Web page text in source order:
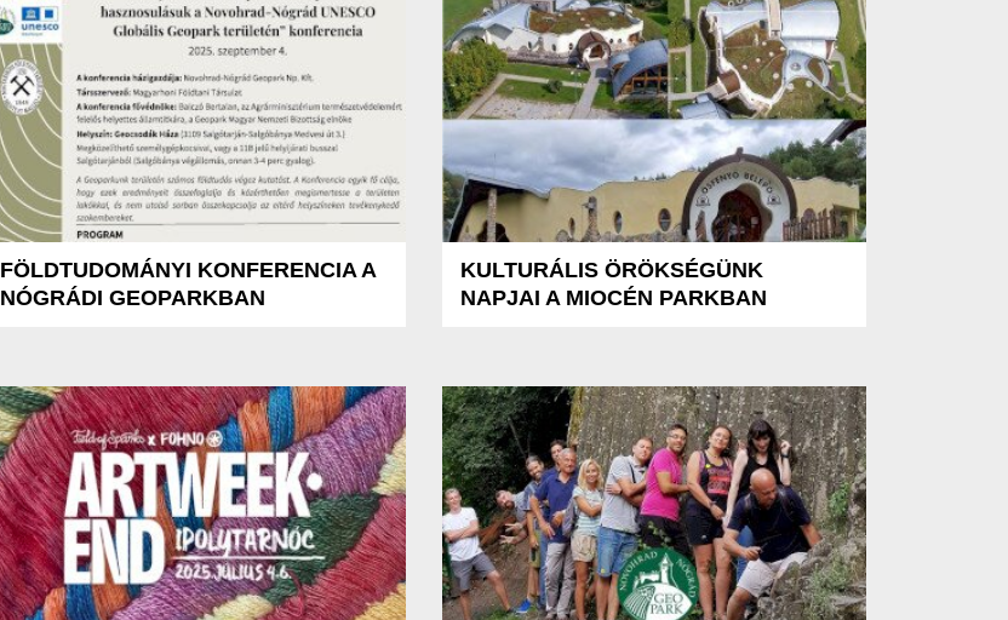
FÖLDTUDOMÁNYI KONFERENCIA A
NÓGRÁDI GEOPARKBAN
KULTURÁLIS ÖRÖKSÉGÜNK
NAPJAI A MIOCÉN PARKBAN